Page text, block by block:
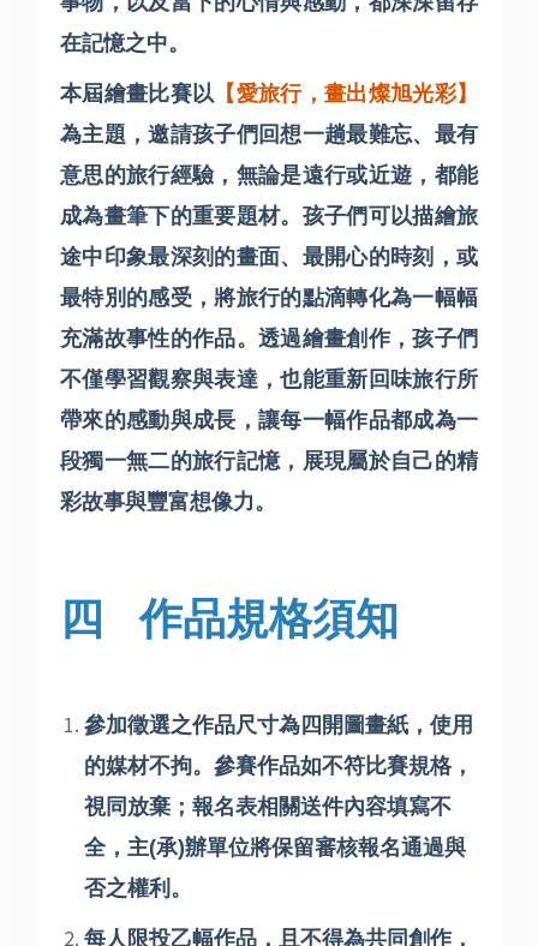
在記憶之中。
本屆繪畫比賽以 【愛旅行，畫出燦旭光彩】
為主題，邀請孩子們回想一趟最難忘、最有
意思的旅行經驗，無論是遠行或近遊，都能
成為畫筆下的重要題材。孩子們可以描繪旅
途中印象最深刻的畫面、最開心的時刻，或
最特別的感受，將旅行的點滴轉化為一幅幅
充滿故事性的作品。 透過繪畫創作，孩子們
不僅學習觀察與表達，也能重新回味旅行所
帶來的感動與成長，讓每一幅作品都成為一
段獨一無二的旅行記憶，展現屬於自己的精
彩故事與豐富想像力。
四 作品規格須知
參加徵選之作品尺寸為四開圖畫紙，使用
的媒材不拘。參賽作品如不符比賽規格，
視同放棄；報名表相關送件內容填寫不
全，主(承)辦單位將保留審核報名通過與
否之權利。
每人限投乙幅作品，且不得為共同創作，